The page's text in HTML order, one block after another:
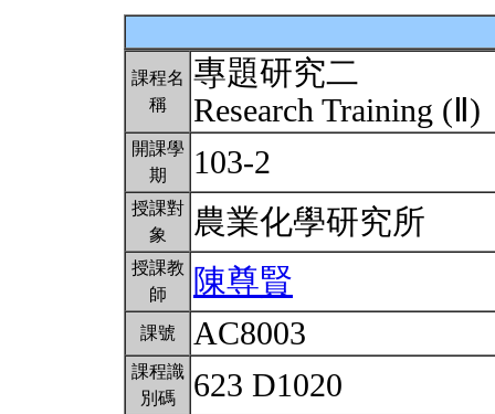
課程名
稱
專題研究二
Research Training (Ⅱ)
開課學
期
103-2
授課對
象
農業化學研究所
授課教
師
陳尊賢
課號 AC8003
課程識
別碼
623 D1020